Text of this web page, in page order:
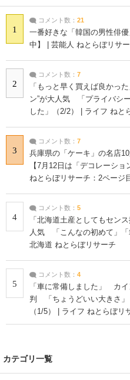
1
コメント数： 21
一番好きな「韓国の男性俳
中】 | 芸能人 ねとらぼリサ
2
コメント数： 7
「もっと早く買えば良かっ
ン”が大人気 「プライバシ
した」（2/2） | ライフ ねと
3
コメント数： 7
兵庫県の「ケーキ」の名店
【7月12日は「デコレーシ
ねとらぼリサーチ：2ページ
4
コメント数： 5
「北海道土産としてもセン
人気 「こんなの初めて」「
北海道 ねとらぼリサーチ
5
コメント数： 4
「車に常備しました」 カイ
判 「ちょうどいい大きさ」
（1/5） | ライフ ねとらぼリ
カテゴリ一覧